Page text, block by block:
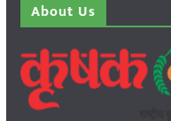
About Us